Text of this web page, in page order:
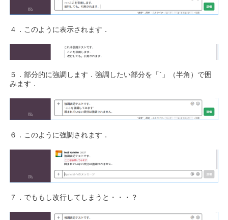
４．このように表示されます．
５．部分的に強調します．強調したい部分を「`」（半角）で囲
みます．
６．このように強調されます．
７．でももし改行してしまうと・・・？